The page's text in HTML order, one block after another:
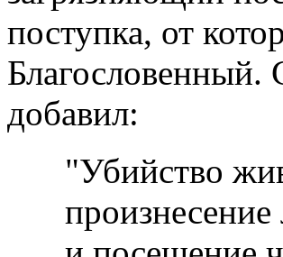
поступка, от
Благословенный.
добавил:
"Убийство